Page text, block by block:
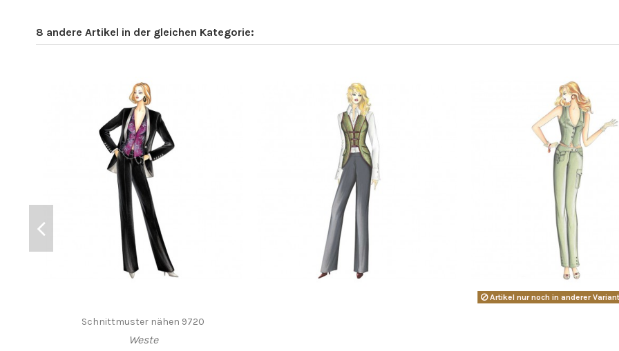
8 andere Artikel in der gleichen Kategorie:
Schnittmuster nähen 9720
Weste
Artikel nur noch in anderer